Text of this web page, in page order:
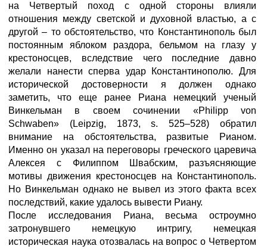
на Четвертый поход с одной стороны влияли
отношения между светской и духовной властью, а с
другой – то обстоятельство, что Константинополь был
постоянным яблоком раздора, бельмом на глазу у
крестоносцев, вследствие чего последние давно
желали нанести сперва удар Константинополю. Для
исторической достоверности я должен однако
заметить, что еще ранее Риана немецкий ученый
Винкельман в своем сочинении «Philipp von
Schwaben» (Leipzig, 1873, s. 525–528) обратил
внимание на обстоятельства, развитые Рианом.
Именно он указал на переговоры греческого царевича
Алексея с Филиппом Швабским, разъясняющие
мотивы движения крестоносцев на Константинополь.
Но Винкельман однако не вывел из этого факта всех
последствий, какие удалось вывести Риану.
После исследования Риана, весьма остроумно
затронувшего немецкую интригу, немецкая
историческая наука отозвалась на вопрос о Четвертом